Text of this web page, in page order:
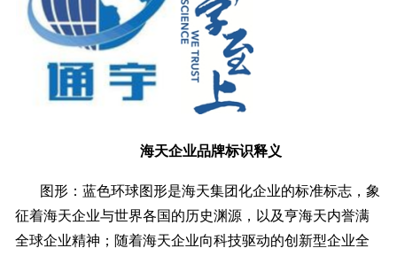
海天企业品牌标识释义
图形：蓝色环球图形是海天集团化企业的标准标志，象
征着海天企业与世界各国的历史渊源，以及亨海天内誉满
全球企业精神；随着海天企业向科技驱动的创新型企业全